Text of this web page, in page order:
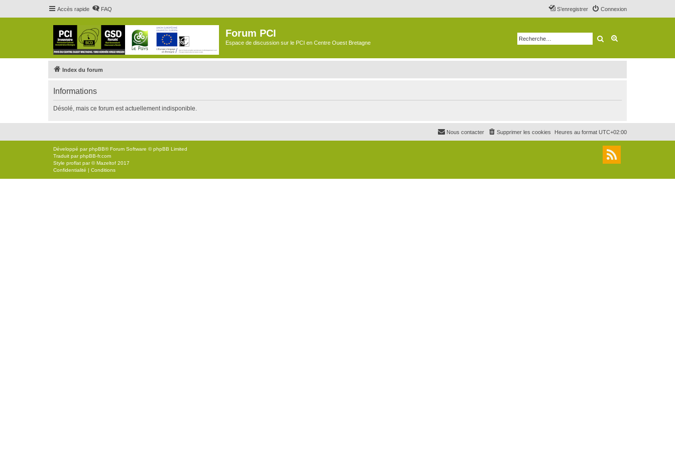
Accès rapide FAQ Connexion
S’enregistrer
Forum PCI
Espace de discussion sur le PCI en Centre Ouest Bretagne Rechercher
Index du forum
Informations
Désolé, mais ce forum est actuellement indisponible.
Heures au format UTC+02:00
Supprimer les cookies
Nous contacter
Développé parphpBB® Forum Software © phpBB Limited
Traduit parphpBB-fr.com
Style proflat par ©Mazeltof 2017
Confidentialité | Conditions